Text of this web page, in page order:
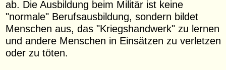
ab. Die Ausbildung beim Militär ist keine
"normale" Berufsausbildung, sondern bildet
Menschen aus, das "Kriegshandwerk" zu lernen
und andere Menschen in Einsätzen zu verletzen
oder zu töten.